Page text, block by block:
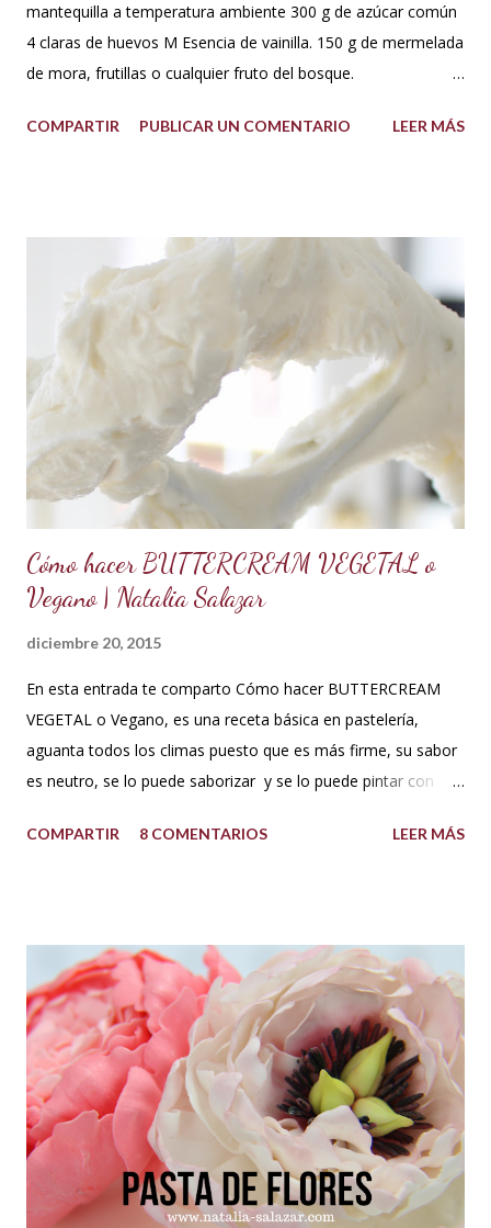
mantequilla a temperatura ambiente 300 g de azúcar común
4 claras de huevos M Esencia de vainilla. 150 g de mermelada
de mora, frutillas o cualquier fruto del bosque.
huevo en un tazón con los 300 g de azúcar a baño María .
que forme picos. A la mezcla agregar la mantequilla que debe
estar a temperatura ambiente, batir constantemente hasta
cremar y formar picos. Agregar la vainilla y la mermelada.
Batir hasta integrar. Se puede decorar cualquier tipo de
cupcakes o rellenar una torta o cubrir el cake tu sabor
favorito. Se debe conservar en refrigeración y es mejor
utilizarlo cuando está fresco, es decir recién hecho, porque
contiene huevos y mantequilla. Crema d...
COMPARTIR PUBLICAR UN COMENTARIO LEER MÁS
Cómo hacer BUTTERCREAM VEGETAL o
Vegano | Natalia Salazar
diciembre 20, 2015
En esta entrada te comparto Cómo hacer BUTTERCREAM
VEGETAL o Vegano, es una receta básica en pastelería,
aguanta todos los climas puesto que es más firme, su sabor
es neutro, se lo puede saborizar y se lo puede pintar con
este cupcakes, pasteles y lo que te guste. INGREDIENTES:
de vainilla al gusto. Colorantes en gel para repostería, si se
desea dar color. PREPARACIÓN: Cernir o tamizar el azúcar
glass. Colocar en un bowl o tazón la manteca blanca. Batir a
velocidad media e ir poniendo el azúcar poco a poco hasta
que este firme y esponjoso. Agregar un chorrito de esencia
de vainilla o al gusto. Finalmente agregar el color deseado.
TIPS : Si deseas que el buttercream vegetal sea más duro
porque el clima está muy c...
COMPARTIR 8 COMENTARIOS LEER MÁS